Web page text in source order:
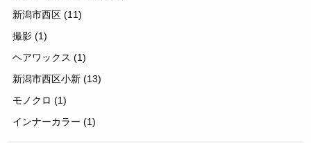
新潟市西区 (11)
撮影 (1)
ヘアワックス (1)
新潟市西区小新 (13)
モノクロ (1)
インナーカラー (1)